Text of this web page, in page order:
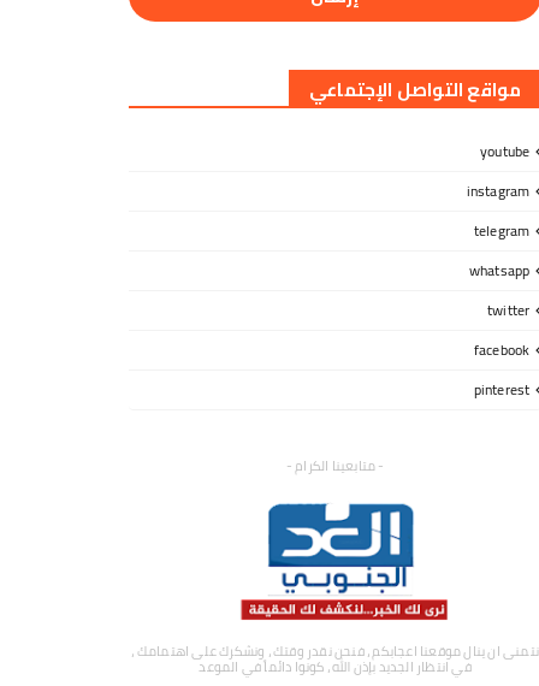
مواقع التواصل الإجتماعي
youtube
instagram
telegram
whatsapp
twitter
facebook
pinterest
- متابعينا الكرام -
نتمنى ان ينال موقعنا اعجابكم ، فنحن نقدر وقتك ، ونشكرك على اهتمامك ،
في انتظار الجديد بإذن الله ، كونوا دائماً في الموعد